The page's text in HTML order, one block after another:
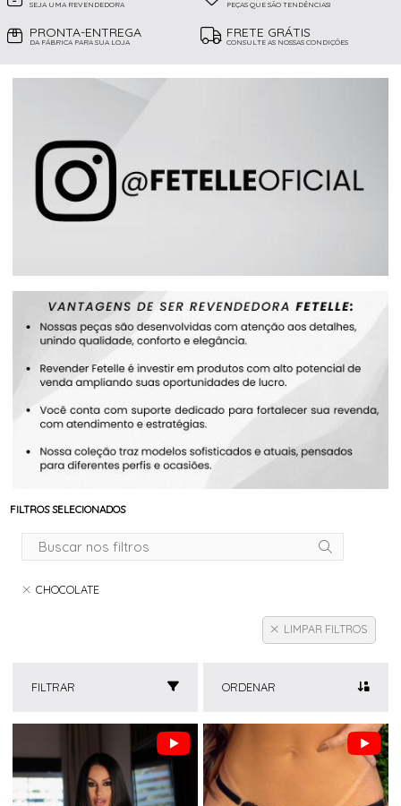
SEJA UMA REVENDEDORA PEÇAS QUE SÃO TENDÊNCIAS!
PRONTA-ENTREGA
DA FÁBRICA PARA SUA LOJA
FRETE GRÁTIS
CONSULTE AS NOSSAS CONDIÇÕES
FILTROS SELECIONADOS
CHOCOLATE
LIMPAR FILTROS
FILTRAR ORDENAR